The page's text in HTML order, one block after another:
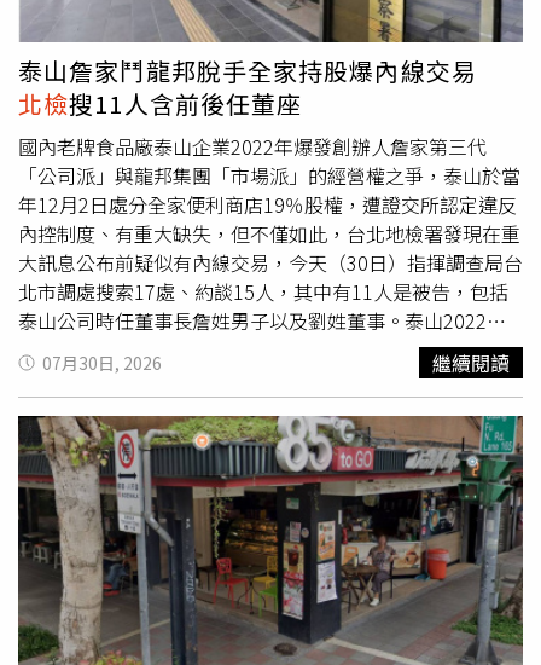
團仍在2023年5月拿下泰山過半董事席次，結束詹家七十多
年的經營。證交所則在2023年1月對泰山開罰200萬元並指
出兩大缺失，泰山評估及執行全家股份的處分案，未遵守資
產處理程序與內部控制制度，在2022年12月2日發布重大訊
息時，應申請暫停交易、開記者會說明，泰山都沒做到，而
且重訊只揭露決議處分股數，資訊明顯不足，違反申報規
定。去年5月，已卸任泰山董座的詹景超因涉嫌炒股、掏
空，遭北檢 搜索約談，複訊後800萬元交保；去年9月，智
慧財產法院判決泰山企業出售全家股份的董事會決議無效。
泰山現任董事長劉偉龍雖提告詹家賣全家涉嫌掏空，但自己
也捲入內線交易案。（圖／讀者提供）檢調掌握，泰山高層
與相關人處分全家股票的重大訊息公開前後，疑似有關係人
違反《證券交易法》內線交易規定，提早佈局進場買賣股
票，北檢昨日指揮台北市調查處兵分17路搜索，帶回泰山公
司前董事長詹景超、現任董事長劉偉龍以及證券開戶人共11
名被告，另有寬量國際負責人李鴻基在內4名證人。令人注
意的是，身為「泰山小公主」前F.I.R主唱的Faye是泰山第三
代，與泰山前董事長詹景超是堂兄妹關係，父親詹仁謙曾擔
任泰山集團經理，並未進入董事會，在這波搜約約談也中
標，不過他訊後請回。本名詹雯婷的歌手Faye是「泰山小公
主」。（圖／劉松霖攝）
泰山詹家鬥龍邦脫手全家持股爆內線交易
北檢搜11人含前後任董座
國內老牌食品廠泰山企業2022年爆發創辦人詹家第三代
「公司派」與龍邦集團「市場派」的經營權之爭，泰山於當
年12月2日處分全家便利商店19％股權，遭證交所認定違反
內控制度、有重大缺失，但不僅如此，台北地檢署發現在重
大訊息公布前疑似有內線交易，今天（30日）指揮調查局台
北市調處搜索17處、約談15人，其中有11人是被告，包括
泰山公司時任董事長詹姓男子以及劉姓董事。泰山2022年
決議將公司持有的全家股份全賣給國泰蔡家旗下的萬寶開
發，藉此取得80億元，並用其中36億投資街口支付，當時
採取「焦土策略」，透過脫手最賺錢的「金雞母」全家超商
股份，降低龍邦奪權的意願。龍邦集團劉姓負責人（時為泰
山董事之一）曾控訴當時泰山企業詹姓董事長賤賣全家持股
掏空公司，雙方還互告多案，戰火從商場燒進司法；龍邦集
團仍在2023年5月拿下泰山過半董事席次，結束詹家七十多
年的經營。證交所則在2023年1月對泰山開罰200萬元並指
出兩大缺失，泰山評估及執行全家股份的處分案，未遵守資
產處理程序與內部控制制度，在2022年12月2日發布重大訊
07月30日, 2026 繼續閱讀